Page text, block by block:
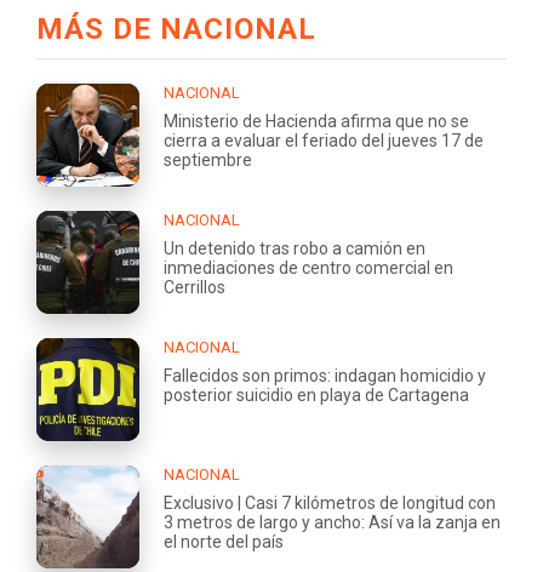
MÁS DE NACIONAL
NACIONAL
Ministerio de Hacienda afirma que no se
cierra a evaluar el feriado del jueves 17 de
septiembre
NACIONAL
Un detenido tras robo a camión en
inmediaciones de centro comercial en
Cerrillos
NACIONAL
Fallecidos son primos: indagan homicidio y
posterior suicidio en playa de Cartagena
NACIONAL
Exclusivo | Casi 7 kilómetros de longitud con
3 metros de largo y ancho: Así va la zanja en
el norte del país